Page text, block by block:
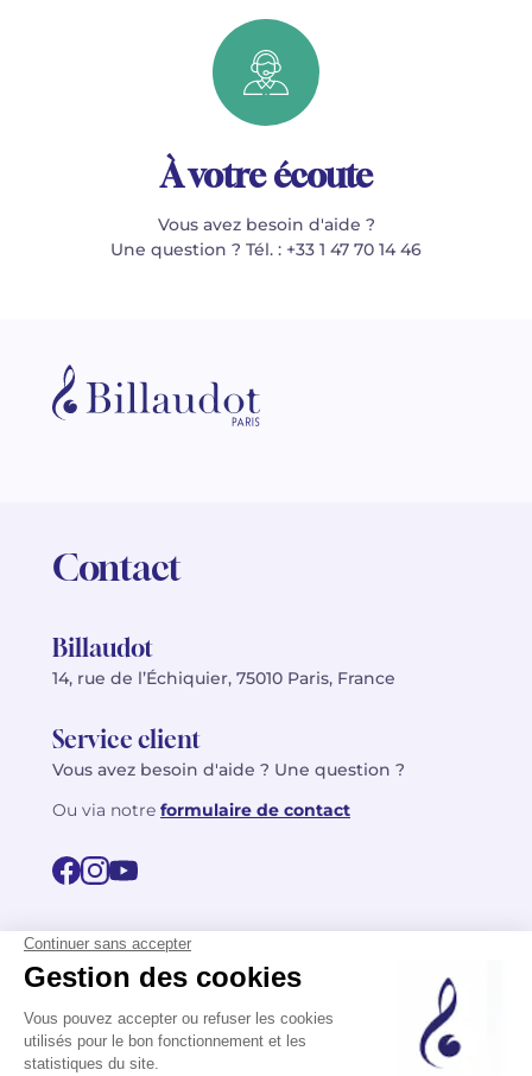
À votre écoute
Vous avez besoin d'aide ?
Une question ? Tél. : +33 1 47 70 14 46
Contact
Billaudot
14, rue de l’Échiquier, 75010 Paris, France
Service client
Vous avez besoin d'aide ? Une question ?
Ou via notre formulaire de contact
FR
EN
Politique de confidentialité
Mentions légales
© 2026 Billaudot Paris. Tous droits réservés